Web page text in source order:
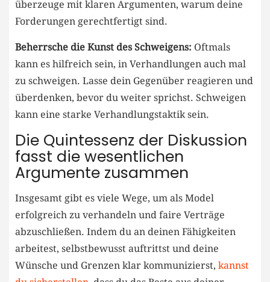
überzeuge mit klaren Argumenten, warum deine
Forderungen‍ gerechtfertigt sind.
Beherrsche die Kunst des Schweigens: ‌Oftmals
kann es hilfreich sein, in Verhandlungen auch⁤ mal
zu schweigen. Lasse dein Gegenüber reagieren und
überdenken, bevor du weiter sprichst. Schweigen
kann eine⁣ starke Verhandlungstaktik sein.
Die Quintessenz der Diskussion​
fasst die wesentlichen
Argumente zusammen
Insgesamt gibt es viele Wege, ​um​ als Model⁢
erfolgreich ‍zu verhandeln und⁣ faire Verträge⁤
abzuschließen. Indem du an deinen Fähigkeiten
‌arbeitest, selbstbewusst ⁤auftrittst und deine
Wünsche ​und Grenzen klar kommunizierst, kannst